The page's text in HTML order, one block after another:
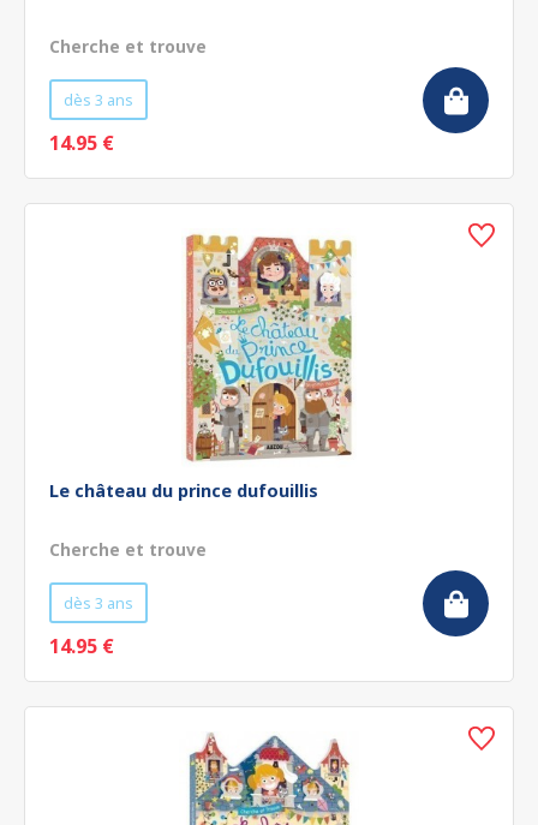
Cherche et trouve
dès 3 ans
14.95 €
Le château du prince dufouillis
Cherche et trouve
dès 3 ans
14.95 €